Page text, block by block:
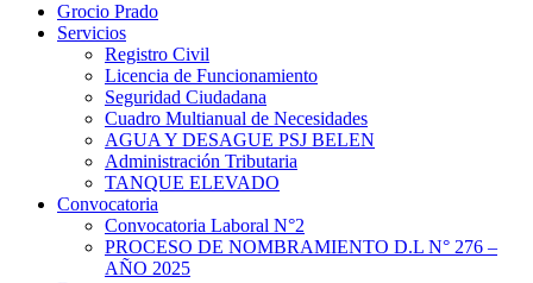
Grocio Prado
Servicios
Registro Civil
Licencia de Funcionamiento
Seguridad Ciudadana
Cuadro Multianual de Necesidades
AGUA Y DESAGUE PSJ BELEN
Administración Tributaria
TANQUE ELEVADO
Convocatoria
Convocatoria Laboral N°2
PROCESO DE NOMBRAMIENTO D.L N° 276 –
AÑO 2025